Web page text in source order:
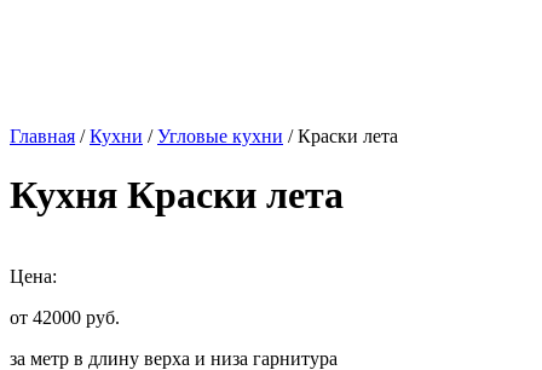
Главная /Кухни /Угловые кухни / Краски лета
Кухня Краски лета
Цена:
от 42000 руб.
за метр в длину верха и низа гарнитура